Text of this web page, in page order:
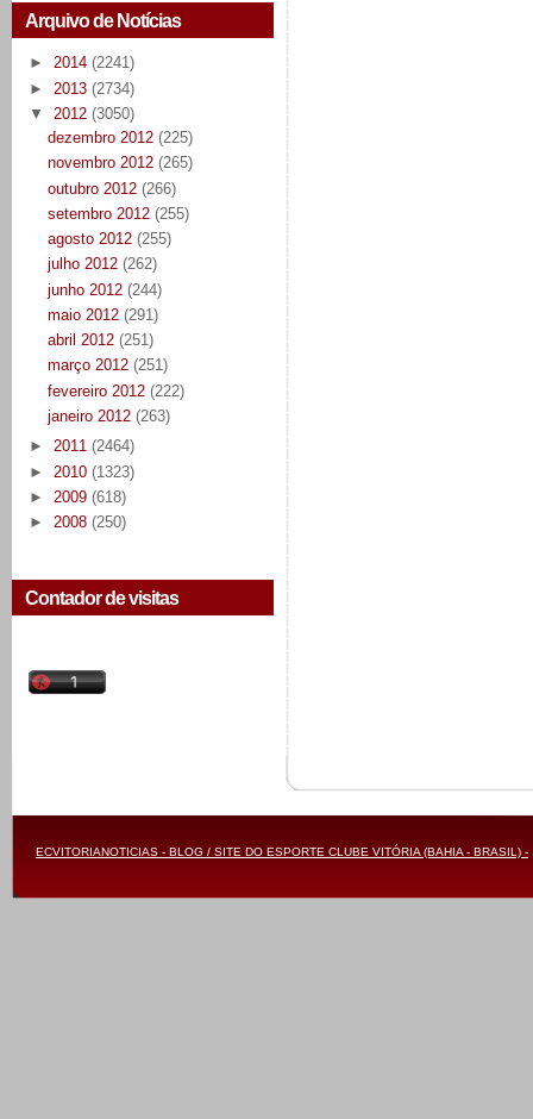
Arquivo de Notícias
► 2014 (2241)
► 2013 (2734)
▼ 2012 (3050)
dezembro 2012 (225)
novembro 2012 (265)
outubro 2012 (266)
setembro 2012 (255)
agosto 2012 (255)
julho 2012 (262)
junho 2012 (244)
maio 2012 (291)
abril 2012 (251)
março 2012 (251)
fevereiro 2012 (222)
janeiro 2012 (263)
► 2011 (2464)
► 2010 (1323)
► 2009 (618)
► 2008 (250)
Contador de visitas
ECVITORIANOTICIAS - BLOG / SITE DO ESPORTE CLUBE VITÓRIA (BAHIA - BRASIL) -